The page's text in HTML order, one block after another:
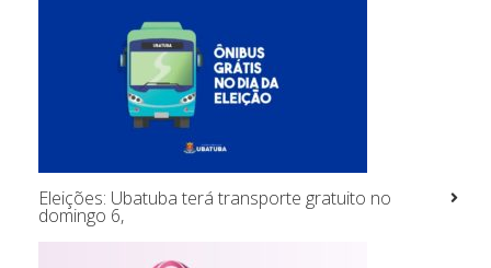
Eleições: Ubatuba terá transporte gratuito no
domingo 6,